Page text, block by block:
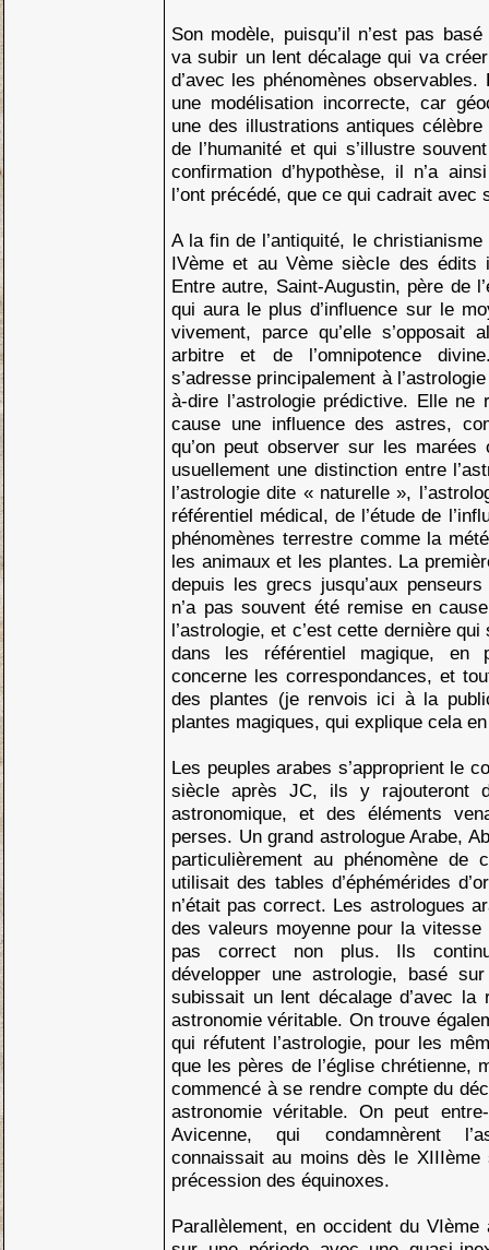
Son modèle, puisqu’il n’est pas
va subir un lent décalage qui va
d’avec les phénomènes
une modélisation incorrecte, car
une des illustrations antiques
de l’humanité et qui s’illustre
confirmation d’hypothèse, il n’a
l’ont précédé, que ce qui cadrait avec
A la fin de l’antiquité, le christianisme
IVème et au Vème siècle des édits
Entre autre, Saint-Augustin, père de
qui aura le plus d’influence sur le
vivement, parce qu’elle s’opposait
arbitre et de l’omnipotence
s’adresse principalement à
à-dire l’astrologie prédictive. Elle ne
cause une influence des astres,
qu’on peut observer sur les
usuellement une distinction entre
l’astrologie dite « naturelle »,
référentiel médical, de l’étude de
phénomènes terrestre comme la
les animaux et les plantes. La
depuis les grecs jusqu’aux
n’a pas souvent été remise en
l’astrologie, et c’est cette dernière
dans les référentiel magique, en
concerne les correspondances, et
des plantes (je renvois ici à la
plantes magiques, qui explique cela
Les peuples arabes s’approprient le
siècle après JC, ils y rajouteront
astronomique, et des éléments
perses. Un grand astrologue Arabe,
particulièrement au phénomène de
utilisait des tables d’éphémérides
n’était pas correct. Les astrologues
des valeurs moyenne pour la vitesse
pas correct non plus. Ils
développer une astrologie, basé
subissait un lent décalage d’avec la
astronomie véritable. On trouve
qui réfutent l’astrologie, pour les
que les pères de l’église chrétienne,
commencé à se rendre compte du
astronomie véritable. On peut
Avicenne, qui condamnèrent
connaissait au moins dès le XIIIème
précession des équinoxes.
Parallèlement, en occident du